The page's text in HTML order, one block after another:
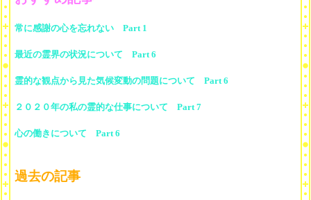
常に感謝の心を忘れない Part 1
最近の霊界の状況について Part 6
霊的な観点から見た気候変動の問題について Part 6
２０２０年の私の霊的な仕事について Part 7
心の働きについて Part 6
過去の記事